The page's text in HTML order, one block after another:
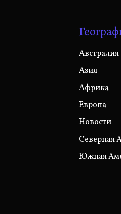
Австралия
Азия
Африка
Европа
Новости
Северная
Южная